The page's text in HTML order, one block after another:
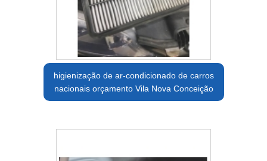
higienização de ar-condicionado de carros
nacionais orçamento Vila Nova Conceição